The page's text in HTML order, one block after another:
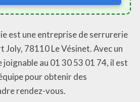
est une entreprise de serrurerie
Joly, 78110 Le Vésinet. Avec un
au 01 30 53 01 74, il est
pour obtenir des
rendez-vous.